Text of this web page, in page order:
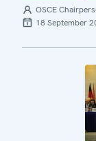
OSCE
18 September